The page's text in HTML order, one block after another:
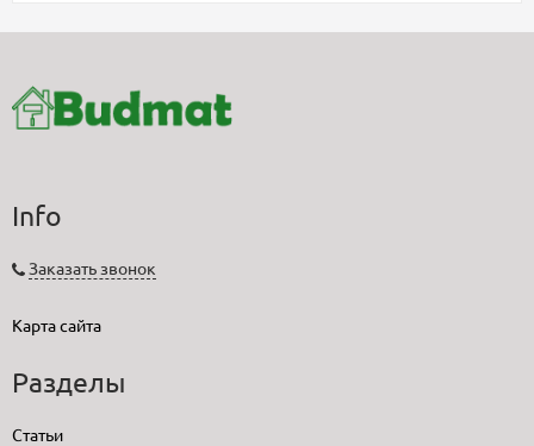
Info
Заказать звонок
Карта сайта
Разделы
Статьи